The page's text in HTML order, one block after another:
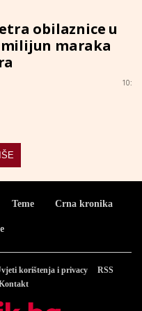
obilaznice u
milijun maraka
10:
Teme Crna kronika
korištenja i privacy
RSS